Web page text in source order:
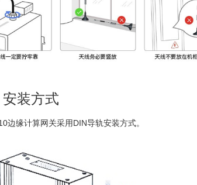
装方式
边缘计算网关采用DIN导轨安装方式。